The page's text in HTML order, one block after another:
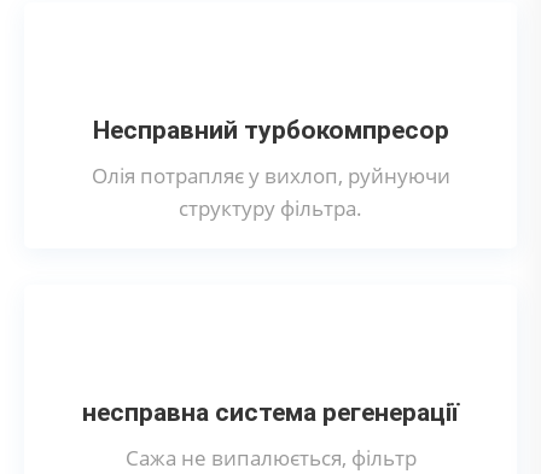
Несправний турбокомпресор
Олія потрапляє у вихлоп, руйнуючи
структуру фільтра.
несправна система регенерації
Сажа не випалюється, фільтр